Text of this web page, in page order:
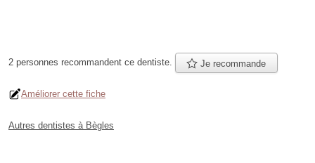
2 personnes recommandent ce dentiste. Je recommande
Améliorer cette fiche
Autres dentistes à Bègles